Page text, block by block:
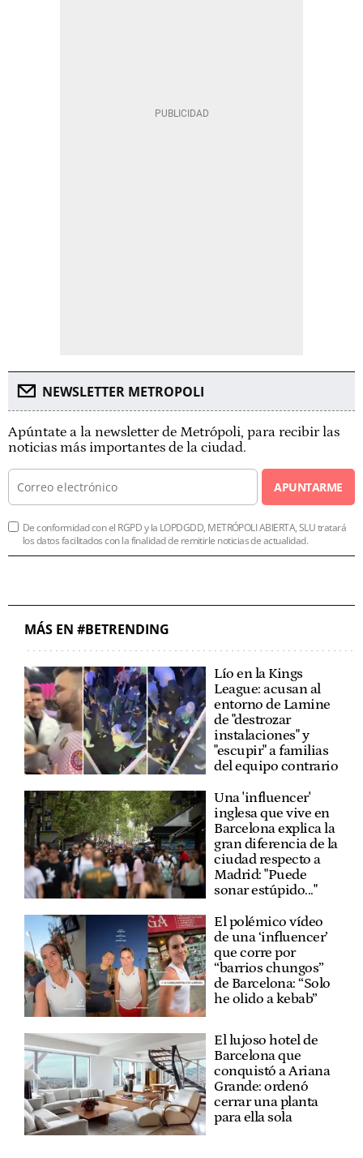
NEWSLETTER METROPOLI
Apúntate a la newsletter de Metrópoli, para recibir las
noticias más importantes de la ciudad.
APUNTARME
De conformidad con el RGPD y la LOPDGDD, METRÓPOLI ABIERTA, SLU tratará
los datos facilitados con la finalidad de remitirle noticias de actualidad.
MÁS EN #BETRENDING
Lío en la Kings
League: acusan al
entorno de Lamine
de "destrozar
instalaciones" y
"escupir" a familias
del equipo contrario
Una 'influencer'
inglesa que vive en
Barcelona explica la
gran diferencia de la
ciudad respecto a
Madrid: "Puede
sonar estúpido..."
El polémico vídeo
de una ‘influencer’
que corre por
“barrios chungos”
de Barcelona: “Solo
he olido a kebab”
El lujoso hotel de
Barcelona que
conquistó a Ariana
Grande: ordenó
cerrar una planta
para ella sola